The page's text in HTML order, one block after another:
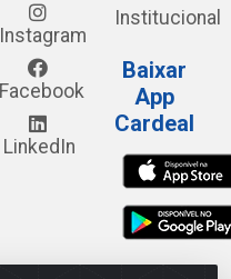
Instagram
Facebook
LinkedIn
Institucional
Baixar
App
Cardeal